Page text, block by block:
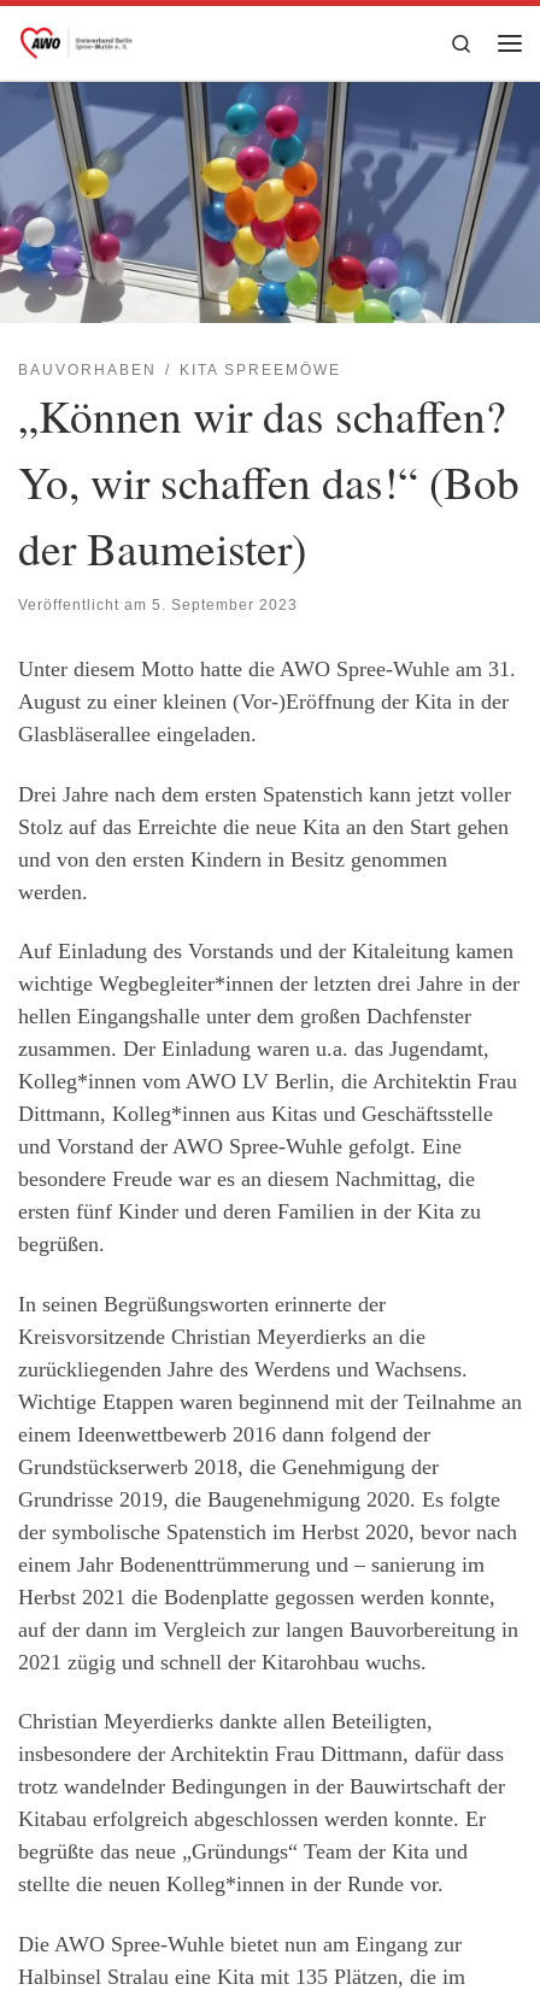
Zum Inhalt springen
Search
BAUVORHABEN KITA SPREEMÖWE
„Können wir das schaffen?
Yo, wir schaffen das!“ (Bob
der Baumeister)
Veröffentlicht am 5. September 2023
Unter diesem Motto hatte die AWO Spree-Wuhle am 31.
August zu einer kleinen (Vor-)Eröffnung der Kita in der
Glasbläserallee eingeladen.
Drei Jahre nach dem ersten Spatenstich kann jetzt voller
Stolz auf das Erreichte die neue Kita an den Start gehen
und von den ersten Kindern in Besitz genommen
werden.
Auf Einladung des Vorstands und der Kitaleitung kamen
wichtige Wegbegleiter*innen der letzten drei Jahre in der
hellen Eingangshalle unter dem großen Dachfenster
zusammen. Der Einladung waren u.a. das Jugendamt,
Kolleg*innen vom AWO LV Berlin, die Architektin Frau
Dittmann, Kolleg*innen aus Kitas und Geschäftsstelle
und Vorstand der AWO Spree-Wuhle gefolgt. Eine
besondere Freude war es an diesem Nachmittag, die
ersten fünf Kinder und deren Familien in der Kita zu
begrüßen.
In seinen Begrüßungsworten erinnerte der
Kreisvorsitzende Christian Meyerdierks an die
zurückliegenden Jahre des Werdens und Wachsens.
Wichtige Etappen waren beginnend mit der Teilnahme an
einem Ideenwettbewerb 2016 dann folgend der
Grundstückserwerb 2018, die Genehmigung der
Grundrisse 2019, die Baugenehmigung 2020. Es folgte
der symbolische Spatenstich im Herbst 2020, bevor nach
einem Jahr Bodenenttrümmerung und – sanierung im
Herbst 2021 die Bodenplatte gegossen werden konnte,
auf der dann im Vergleich zur langen Bauvorbereitung in
2021 zügig und schnell der Kitarohbau wuchs.
Christian Meyerdierks dankte allen Beteiligten,
insbesondere der Architektin Frau Dittmann, dafür dass
trotz wandelnder Bedingungen in der Bauwirtschaft der
Kitabau erfolgreich abgeschlossen werden konnte. Er
begrüßte das neue „Gründungs“ Team der Kita und
stellte die neuen Kolleg*innen in der Runde vor.
Die AWO Spree-Wuhle bietet nun am Eingang zur
Halbinsel Stralau eine Kita mit 135 Plätzen, die im